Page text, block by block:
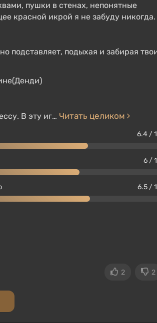
пушки в стенах, непонятные
красной икрой я не забуду никогда.
подставляет, подыхая и забирая
В эту иг… Читать целиком
6.4 /
6 /
6.5 /
2 2